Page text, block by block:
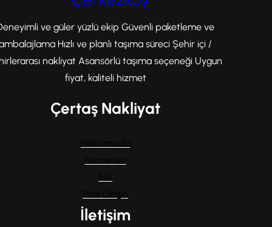
ve güler yüzlü ekip Güvenli paketleme ve
Hızlı ve planlı taşıma süreci Şehir içi /
nakliyat Asansörlü taşıma seçeneği Uygun
fiyat, kaliteli hizmet
Çertaş Nakliyat
İletişim